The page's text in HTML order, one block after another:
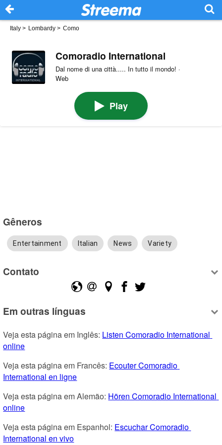
Italy > Lombardy > Como
Comoradio International
Dal nome di una città..... In tutto il mondo! ·
Web
Play
Gêneros
Entertainment Italian News Variety
Contato
Em outras línguas
Veja esta página em Inglês: Listen Comoradio International
online
Veja esta página em Francês: Ecouter Comoradio
International en ligne
Veja esta página em Alemão: Hören Comoradio International
online
Veja esta página em Espanhol: Escuchar Comoradio
International en vivo